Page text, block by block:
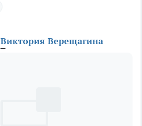
Виктория Верещагина